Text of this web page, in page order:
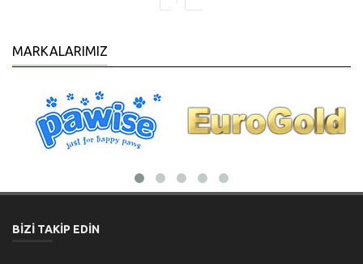
MARKALARIMIZ
BİZİ TAKİP EDİN